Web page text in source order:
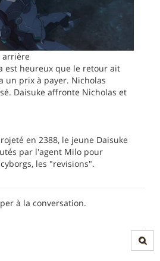
arrière
est heureux que le retour ait
un prix à payer. Nicholas
Daisuke affronte Nicholas et
en 2388, le jeune Daisuke
par l'agent Milo pour
les "revisions".
à la conversation.